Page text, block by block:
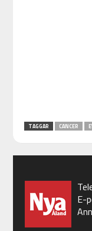
TAGGAR CANCER
E-